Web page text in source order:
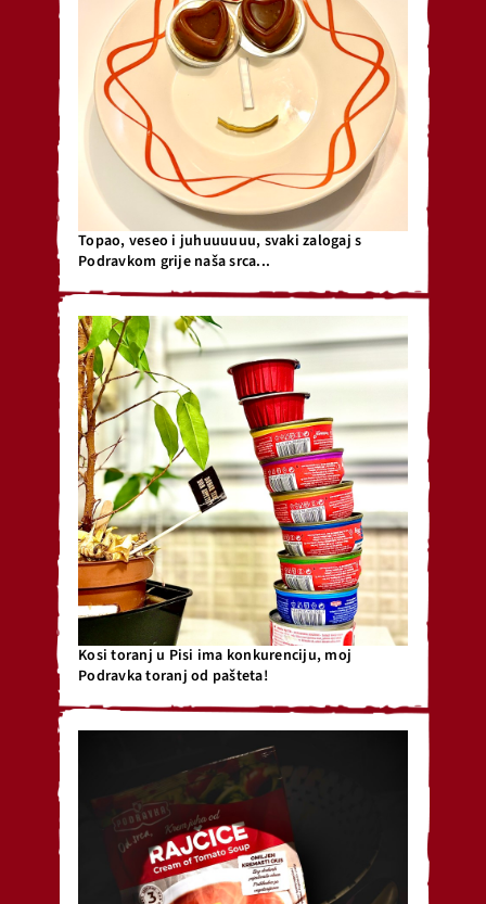
Topao, veseo i juhuuuuuu, svaki zalogaj s
Podravkom grije naša srca...
Kosi toranj u Pisi ima konkurenciju, moj
Podravka toranj od pašteta!